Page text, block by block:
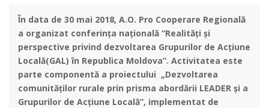
În data de 30 mai 2018, A.O. Pro Cooperare Regională
a organizat conferința națională “Realități și
perspective privind dezvoltarea Grupurilor de Acțiune
Locală(GAL) în Republica Moldova”. Activitatea este
parte componentă a proiectului „Dezvoltarea
comunităților rurale prin prisma abordării LEADER și a
Grupurilor de Acțiune Locală”, implementat de